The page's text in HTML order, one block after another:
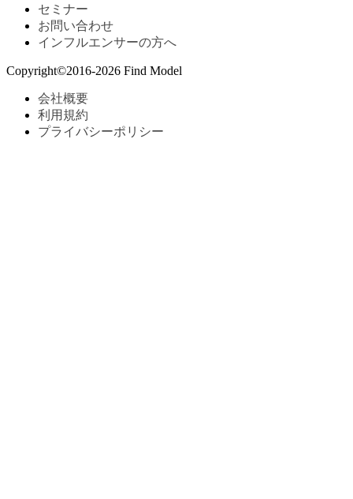
セミナー
お問い合わせ
インフルエンサーの方へ
Copyright©2016-2026 Find Model
会社概要
利用規約
プライバシーポリシー